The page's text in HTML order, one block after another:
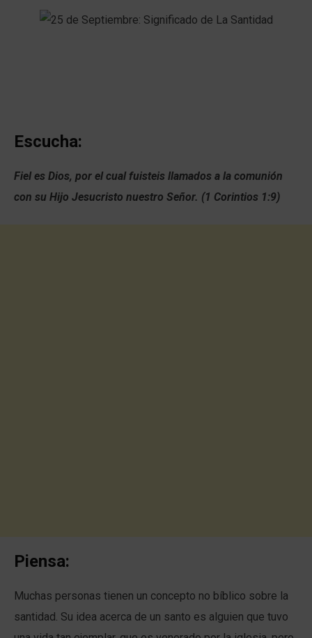
Escucha:
Fiel es Dios, por el cual fuisteis llamados a la comunión
con su Hijo Jesucristo nuestro Señor. (1 Corintios 1:9)
Piensa:
Muchas personas tienen un concepto no bíblico sobre la
santidad. Su idea acerca de un santo es alguien que tuvo